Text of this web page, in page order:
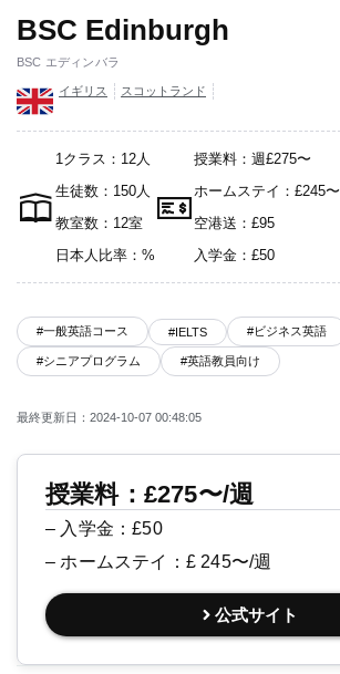
BSC Edinburgh
BSC エディンバラ
イギリス スコットランド
1クラス：12人
生徒数：150人
教室数：12室
日本人比率：%
授業料：週£275〜
ホームステイ：£245〜
空港送：£95
入学金：£50
#一般英語コース #IELTS #ビジネス英語
#シニアプログラム #英語教員向け
最終更新日：2024-10-07 00:48:05
授業料：£275〜/週
– 入学金：£50
– ホームステイ：£ 245〜/週
公式サイト